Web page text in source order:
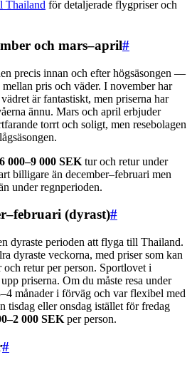
Thailand för detaljerade flygpriser och
och mars–april#
precis innan och efter högsäsongen —
mellan pris och väder. I november har
är fantastiskt, men priserna har
ännu. Mars och april erbjuder
torrt och soligt, men resebolagen
6 000–9 000 SEK tur och retur under
billigare än december–februari men
under regnperioden.
(dyrast)#
dyraste perioden att flyga till Thailand.
dyraste veckorna, med priser som kan
och retur per person. Sportlovet i
priserna. Om du måste resa under
månader i förväg och var flexibel med
tisdag eller onsdag istället för fredag
000 SEK per person.
#